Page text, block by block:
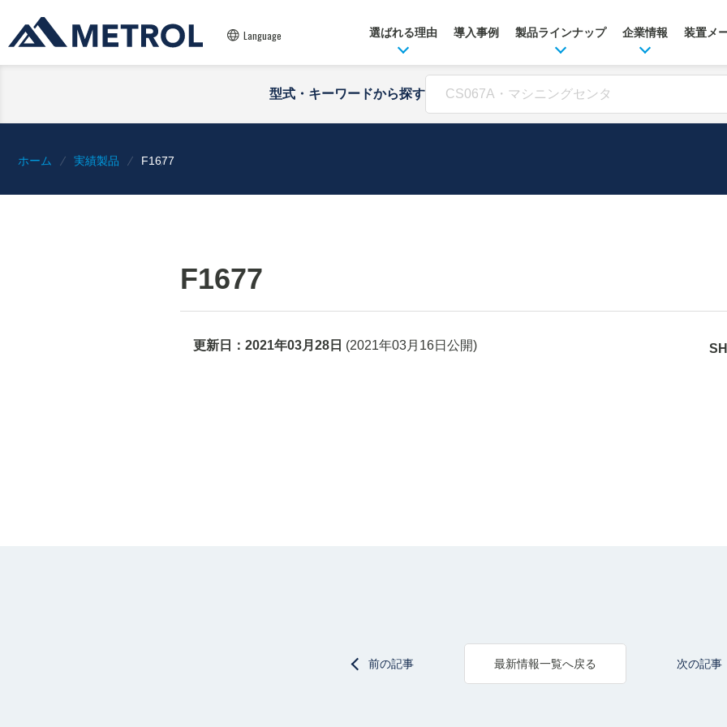
Language 選ばれる理由 導入事例 製品ラインナップ 企業情報 装置メ
型式・キーワードから探す
ホーム 実績製品 F1677
F1677
更新日： 2021年03月28日 (2021年03月16日 公開)
前の記事 最新情報一覧へ戻る 次の記事